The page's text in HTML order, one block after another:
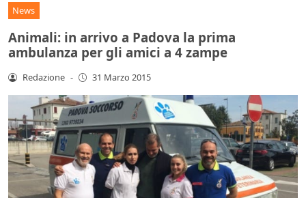
News
Animali: in arrivo a Padova la prima
ambulanza per gli amici a 4 zampe
Redazione - 31 Marzo 2015